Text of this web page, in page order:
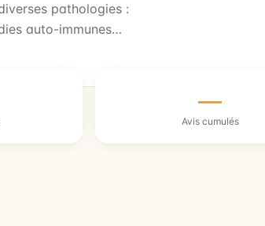
pathologies :
auto-immunes…
—
Avis cumulés